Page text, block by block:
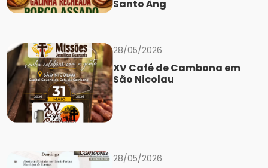
Santo Âng
28/05/2026
XV Café de Cambona em
São Nicolau
28/05/2026